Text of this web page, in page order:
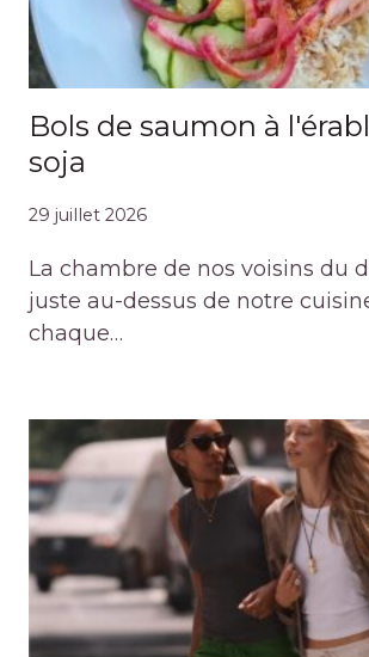
Bols de saumon à
soja
29 juillet 2026
La chambre de nos voisins du
juste au-dessus de notre
chaque…